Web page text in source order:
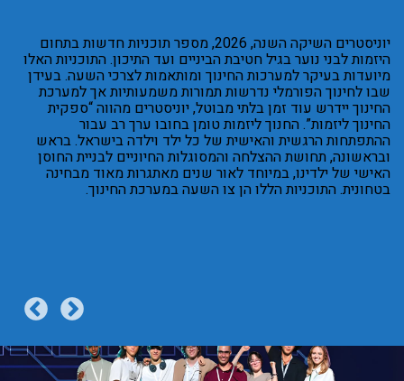
יוניסטרים השיקה השנה, 2026, מספר תוכניות חדשות בתחום
היזמות לבני נוער בגיל חטיבת הביניים ועד התיכון. התוכניות האלו
מיועדות בעיקר למערכות החינוך ומותאמות לצרכי השעה. בעידן
שבו לחינוך הפורמלי נדרשות תמורות משמעותיות אך למערכת
החינוך יידרש עוד זמן בלתי מבוטל, יוניסטרים מהווה “ספקית
החינוך ליזמות”. החנוך ליזמות טומן בחובו ערך רב עבור
ההתפתחות הרגשית והאישית של כל ילד וילדה בישראל. בראש
ובראשונה, תחושת ההצלחה והמסוגלות החיוניים לבניית החוסן
האישי של ילדינו, במיוחד לאור שנים מאתגרות מאוד מבחינה
בטחונית. התוכניות הללו הן צו השעה במערכת החינוך.
לקריאת הכתבה המלאה